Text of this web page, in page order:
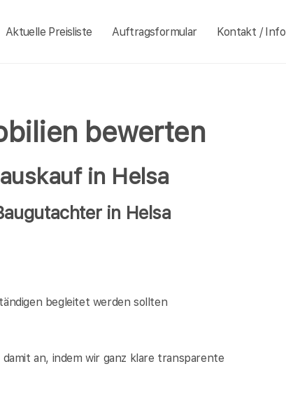
Aktuelle Preisliste Auftragsformular Kontakt / Info
bewerten
in Helsa
in Helsa
begleitet werden sollten
an, indem wir ganz klare transparente